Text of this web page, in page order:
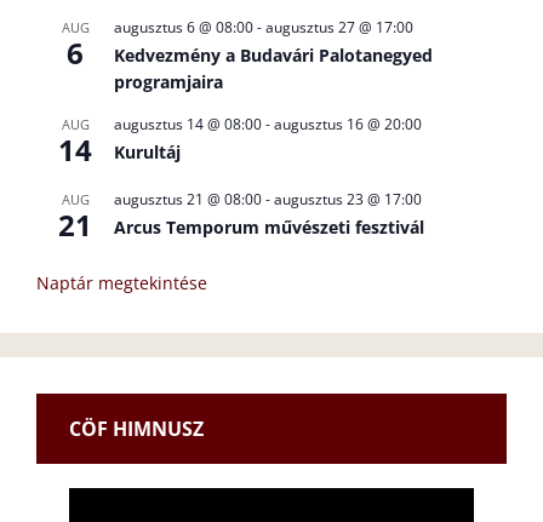
AUG
6
augusztus 6 @ 08:00-augusztus 27 @ 17:00
Kedvezmény a Budavári Palotanegyed
programjaira
AUG
14
augusztus 14 @ 08:00-augusztus 16 @ 20:00
Kurultáj
AUG
21
augusztus 21 @ 08:00-augusztus 23 @ 17:00
Arcus Temporum művészeti fesztivál
Naptár megtekintése
CÖF HIMNUSZ